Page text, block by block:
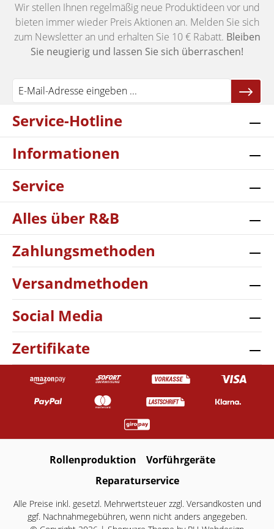
Wir stellen Ihnen regelmäßig neue Produktideen vor und
bieten immer wieder Preis Aktionen an. Melden Sie sich
zum Newsletter an und erhalten Sie 10 € Rabatt. Bleiben
Sie neugierig und lassen Sie sich überraschen!
Service-Hotline
Informationen
Service
Alles über R&B
Zahlungsmethoden
Versandmethoden
Social Media
Zertifikate
Rollenproduktion
Vorführgeräte
Reparaturservice
Alle Preise inkl. gesetzl. Mehrwertsteuer zzgl. Versandkostenund
ggf. Nachnahmegebühren, wenn nicht anders angegeben.